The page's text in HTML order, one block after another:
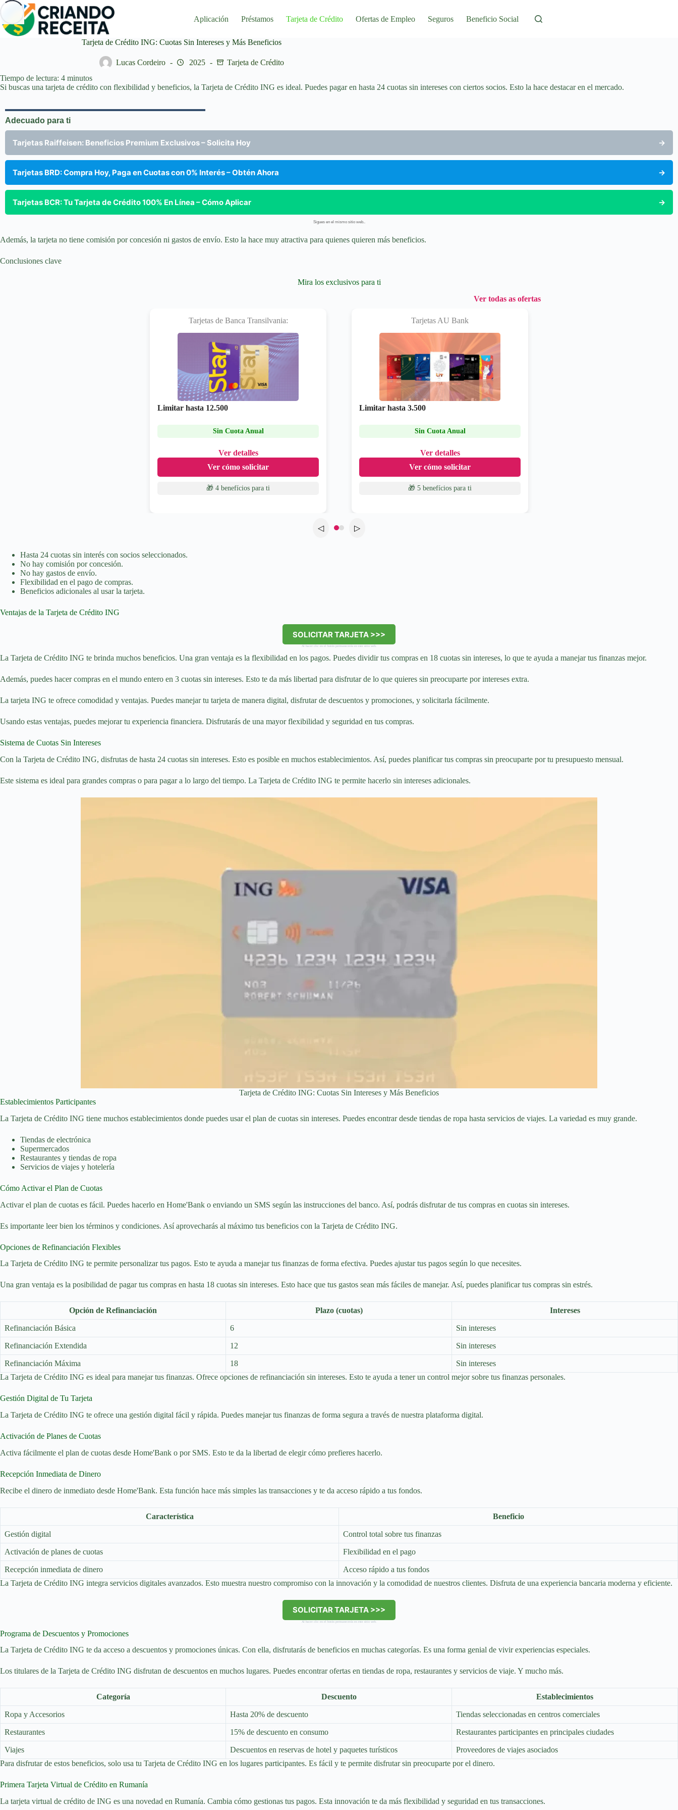
Saltar
contenido
Aplicación Préstamos Tarjeta de Crédito Ofertas de Empleo Seguros Beneficio Social
Tarjeta de Crédito ING: Cuotas Sin Intereses y Más Beneficios
Lucas Cordeiro 2025
Tarjeta de Crédito
Tiempo de lectura: 4 minutos
Si buscas una tarjeta de crédito con flexibilidad y beneficios, la Tarjeta de Crédito ING es ideal. Puedes pagar en hasta 24 cuotas sin intereses con ciertos socios. Esto la hace destacar en el mercado.
Adecuado para ti
Tarjetas Raiffeisen: Beneficios Premium Exclusivos – Solicita Hoy →
Tarjetas BRD: Compra Hoy, Paga en Cuotas con 0% Interés – Obtén Ahora →
Tarjetas BCR: Tu Tarjeta de Crédito 100% En Línea – Cómo Aplicar →
Sigues en el mismo sitio web..
Además, la tarjeta no tiene comisión por concesión ni gastos de envío. Esto la hace muy atractiva para quienes quieren más beneficios.
Conclusiones clave
Mira los exclusivos para ti
Ver todas as ofertas
Tarjetas de Banca Transilvania:
Limitar hasta 12.500
Sin Cuota Anual
Ver detalles
Ver cómo solicitar
🎁 4 benefícios para ti
Tarjetas AU Bank
Limitar hasta 3.500
Sin Cuota Anual
Ver detalles
Ver cómo solicitar
🎁 5 benefícios para ti
◁ ▷
Hasta 24 cuotas sin interés con socios seleccionados.
No hay comisión por concesión.
No hay gastos de envío.
Flexibilidad en el pago de compras.
Beneficios adicionales al usar la tarjeta.
Ventajas de la Tarjeta de Crédito ING
SOLICITAR TARJETA >>>
Al hacer clic en el botón permanecerás en este sitio web.
La Tarjeta de Crédito ING te brinda muchos beneficios. Una gran ventaja es la flexibilidad en los pagos. Puedes dividir tus compras en 18 cuotas sin intereses, lo que te ayuda a manejar tus finanzas mejor.
Además, puedes hacer compras en el mundo entero en 3 cuotas sin intereses. Esto te da más libertad para disfrutar de lo que quieres sin preocuparte por intereses extra.
La tarjeta ING te ofrece comodidad y ventajas. Puedes manejar tu tarjeta de manera digital, disfrutar de descuentos y promociones, y solicitarla fácilmente.
Usando estas ventajas, puedes mejorar tu experiencia financiera. Disfrutarás de una mayor flexibilidad y seguridad en tus compras.
Sistema de Cuotas Sin Intereses
Con la Tarjeta de Crédito ING, disfrutas de hasta 24 cuotas sin intereses. Esto es posible en muchos establecimientos. Así, puedes planificar tus compras sin preocuparte por tu presupuesto mensual.
Este sistema es ideal para grandes compras o para pagar a lo largo del tiempo. La Tarjeta de Crédito ING te permite hacerlo sin intereses adicionales.
Tarjeta de Crédito ING: Cuotas Sin Intereses y Más Beneficios
Establecimientos Participantes
La Tarjeta de Crédito ING tiene muchos establecimientos donde puedes usar el plan de cuotas sin intereses. Puedes encontrar desde tiendas de ropa hasta servicios de viajes. La variedad es muy grande.
Tiendas de electrónica
Supermercados
Restaurantes y tiendas de ropa
Servicios de viajes y hotelería
Cómo Activar el Plan de Cuotas
Activar el plan de cuotas es fácil. Puedes hacerlo en Home'Bank o enviando un SMS según las instrucciones del banco. Así, podrás disfrutar de tus compras en cuotas sin intereses.
Es importante leer bien los términos y condiciones. Así aprovecharás al máximo tus beneficios con la Tarjeta de Crédito ING.
Opciones de Refinanciación Flexibles
La Tarjeta de Crédito ING te permite personalizar tus pagos. Esto te ayuda a manejar tus finanzas de forma efectiva. Puedes ajustar tus pagos según lo que necesites.
Una gran ventaja es la posibilidad de pagar tus compras en hasta 18 cuotas sin intereses. Esto hace que tus gastos sean más fáciles de manejar. Así, puedes planificar tus compras sin estrés.
Opción de Refinanciación Plazo (cuotas) Intereses
Refinanciación Básica 6 Sin intereses
Refinanciación Extendida 12 Sin intereses
Refinanciación Máxima 18
Sin intereses
La Tarjeta de Crédito ING es ideal para manejar tus finanzas. Ofrece opciones de refinanciación sin intereses. Esto te ayuda a tener un control mejor sobre tus finanzas personales.
Gestión Digital de Tu Tarjeta
La Tarjeta de Crédito ING te ofrece una gestión digital fácil y rápida. Puedes manejar tus finanzas de forma segura a través de nuestra plataforma digital.
Activación de Planes de Cuotas
Activa fácilmente el plan de cuotas desde Home'Bank o por SMS. Esto te da la libertad de elegir cómo prefieres hacerlo.
Recepción Inmediata de Dinero
Recibe el dinero de inmediato desde Home'Bank. Esta función hace más simples las transacciones y te da acceso rápido a tus fondos.
Característica Beneficio
Gestión digital Control total sobre tus finanzas
Activación de planes de cuotas Flexibilidad en el pago
Recepción inmediata de dinero
Acceso rápido a tus fondos
La Tarjeta de Crédito ING integra servicios digitales avanzados. Esto muestra nuestro compromiso con la innovación y la comodidad de nuestros clientes. Disfruta de una experiencia bancaria moderna y eficiente.
SOLICITAR TARJETA >>>
Al hacer clic en el botón permanecerás en este sitio web.
Programa de Descuentos y Promociones
La Tarjeta de Crédito ING te da acceso a descuentos y promociones únicas. Con ella, disfrutarás de beneficios en muchas categorías. Es una forma genial de vivir experiencias especiales.
Los titulares de la Tarjeta de Crédito ING disfrutan de descuentos en muchos lugares. Puedes encontrar ofertas en tiendas de ropa, restaurantes y servicios de viaje. Y mucho más.
Categoría Descuento Establecimientos
Ropa y Accesorios Hasta 20% de descuento Tiendas seleccionadas en centros comerciales
Restaurantes 15% de descuento en consumo Restaurantes participantes en principales ciudades
Viajes Descuentos en reservas de hotel y paquetes turísticos
Proveedores de viajes asociados
Para disfrutar de estos beneficios, solo usa tu Tarjeta de Crédito ING en los lugares participantes. Es fácil y te permite disfrutar sin preocuparte por el dinero.
Primera Tarjeta Virtual de Crédito en Rumanía
La tarjeta virtual de crédito de ING es una novedad en Rumanía. Cambia cómo gestionas tus pagos. Esta innovación te da más flexibilidad y seguridad en tus transacciones.